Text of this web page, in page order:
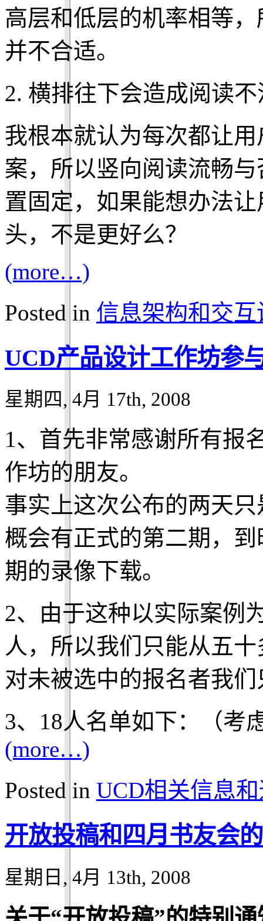
高层和低层的机率相等
并不合适。
2. 横排往下会造成阅读
我根本就认为每次都让
案，所以竖向阅读流畅
置固定，如果能想办法
头，不是更好么？
(more…)
Posted in 信息架构和交互
UCD产品设计工作坊参
星期四, 4月 17th, 2008
1、首先非常感谢所有报
作坊的朋友。
事实上这次公布的两天
概会有正式的第二期，
期的录像下载。
2、由于这种以实际案例
人，所以我们只能从五
对未被选中的报名者我们
3、18人名单如下：（考
(more…)
Posted in UCD相关信息
开放投稿和四月书友会
星期日, 4月 13th, 2008